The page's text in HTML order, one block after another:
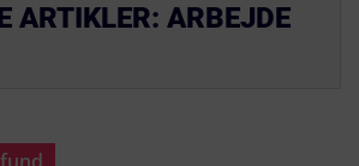
ARTIKLER: ARBEJDE